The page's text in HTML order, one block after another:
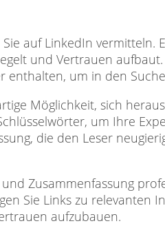
auf LinkedIn vermitteln.
und Vertrauen
um in den
Möglichkeit, sich
um Ihre
die den Leser
Zusammenfassung
Sie Links zu relevanten
aufzubauen.